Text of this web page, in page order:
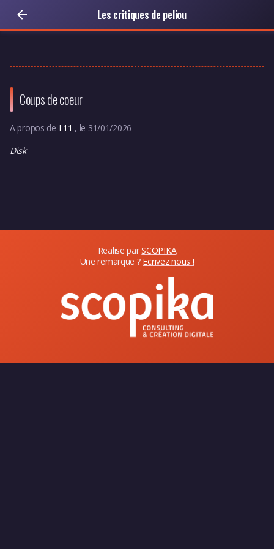
Les critiques de peliou
Coups de coeur
A propos de I 11 , le 31/01/2026
Disk
Realise parSCOPIKA
Une remarque ? Ecrivez nous !